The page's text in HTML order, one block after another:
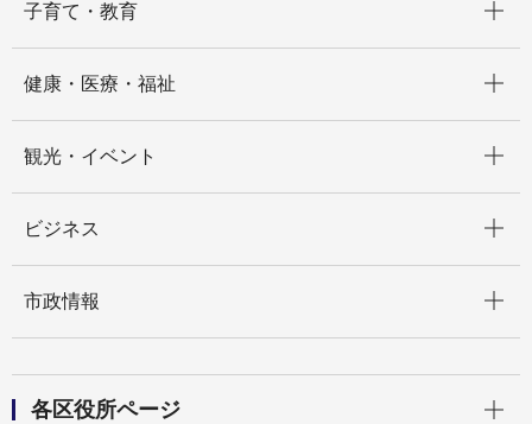
子育て・教育
健康・医療・福祉
観光・イベント
ビジネス
市政情報
各区役所ページ